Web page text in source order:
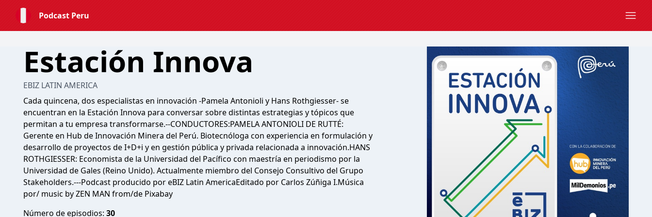
Podcast Peru
Estación Innova
EBIZ LATIN AMERICA
Cada quincena, dos especialistas en innovación -Pamela Antonioli y Hans Rothgiesser- se
encuentran en la Estación Innova para conversar sobre distintas estrategias y tópicos que
permitan a tu empresa transformarse.--CONDUCTORES:PAMELA ANTONIOLI DE RUTTÉ:
Gerente en Hub de Innovación Minera del Perú. Biotecnóloga con experiencia en formulación y
desarrollo de proyectos de I+D+i y en gestión pública y privada relacionada a innovación.HANS
ROTHGIESSER: Economista de la Universidad del Pacífico con maestría en periodismo por la
Universidad de Gales (Reino Unido). Actualmente miembro del Consejo Consultivo del Grupo
Stakeholders.---Podcast producido por eBIZ Latin AmericaEditado por Carlos Zúñiga I.Música
por/ music by ZEN MAN from/de Pixabay
Número de episodios: 30